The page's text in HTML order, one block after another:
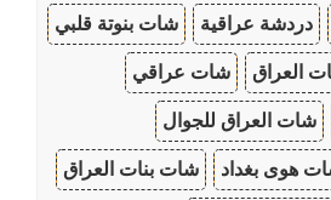
دردشة عراقية شات بنوتة قلبي
العراق شات عراقي
شات العراق للجوال
هوى بغداد شات بنات العراق